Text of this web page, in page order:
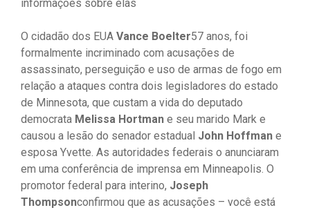
informações sobre elas
O cidadão dos EUA Vance Boelter57 anos, foi
formalmente incriminado com acusações de
assassinato, perseguição e uso de armas de fogo em
relação a ataques contra dois legisladores do estado
de Minnesota, que custam a vida do deputado
democrata Melissa Hortman e seu marido Mark e
causou a lesão do senador estadual John Hoffman e
esposa Yvette. As autoridades federais o anunciaram
em uma conferência de imprensa em Minneapolis. O
promotor federal para interino, Joseph
Thompsonconfirmou que as acusações – você está